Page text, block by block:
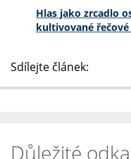
Hlas jako zrcadlo
kultivované
Sdílejte článek:
Důležité